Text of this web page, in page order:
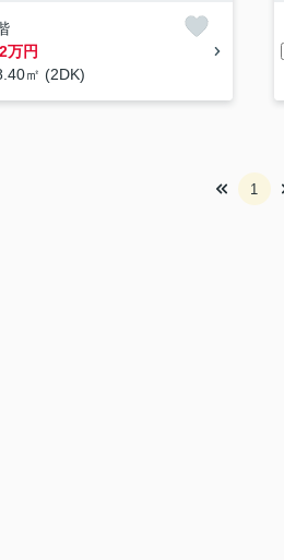
万円
㎡ (2DK)
1